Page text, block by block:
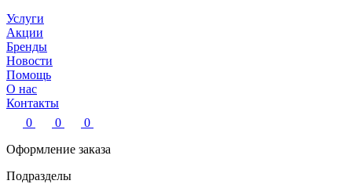
Услуги
Акции
Бренды
Новости
Помощь
О нас
Контакты
0
0
0
Оформление заказа
Подразделы